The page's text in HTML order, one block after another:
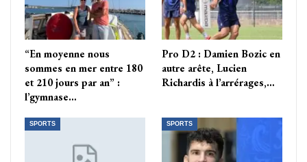
“En moyenne nous
sommes en mer entre 180
et 210 jours par an” :
l’gymnase…
Pro D2 : Damien Bozic en
autre arête, Lucien
Richardis à l’arrérages,…
SPORTS SPORTS